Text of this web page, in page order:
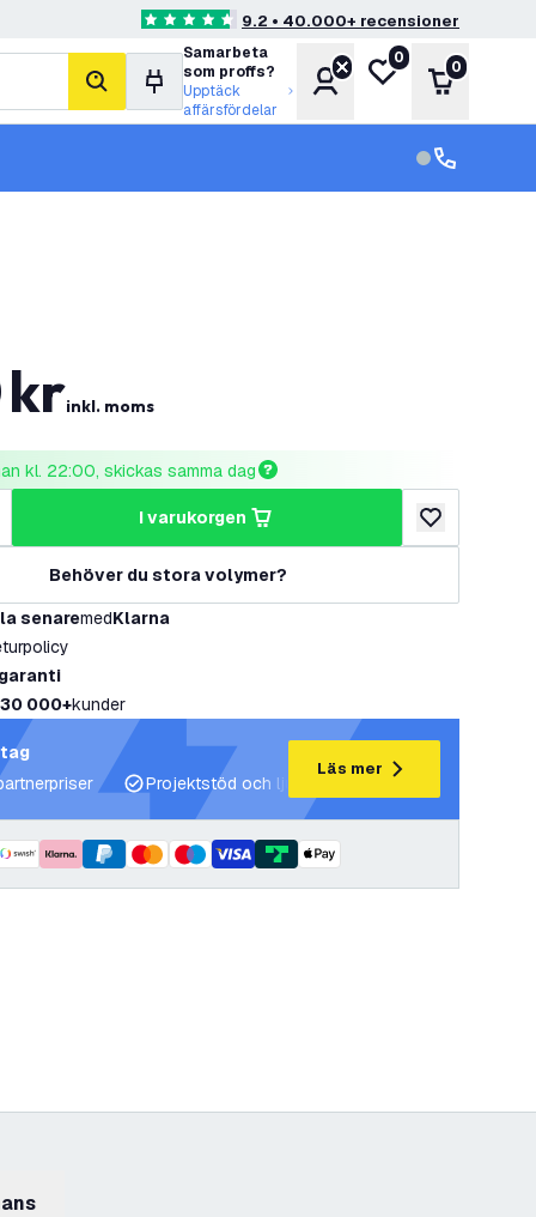
4.6 stjärnbetyg9.2 • 40.000+ recensioner
sök
Samarbeta
som proffs?
Upptäck
affärsfördelar
KontoMin önskelista
0
Varukorg
0
kundservice
kundservice
krinkl. moms
kl. 22:00, skickas samma dag
antal i varukorgen
lägg till i
Behöver du stora volymer?
senaremedKlarna
30 000+kunder
Projektstöd och ljusplaner
Läs mer